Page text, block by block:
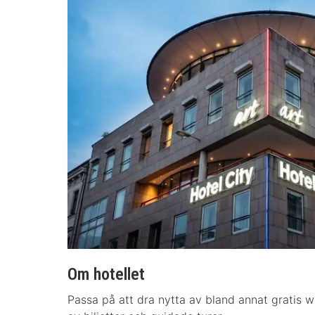
Om hotellet
Passa på att dra nytta av bland annat gratis